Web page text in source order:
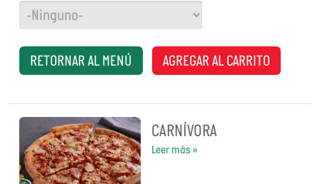
RETORNAR AL MENÚ AGREGAR AL CARRITO
CARNÍVORA
Leer más »